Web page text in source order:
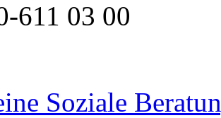
611 03 00
Soziale